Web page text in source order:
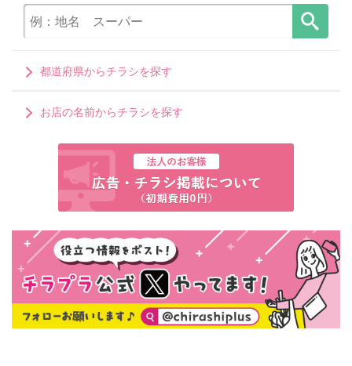
都道府県からチラシを探す
お店の名前からチラシを探す